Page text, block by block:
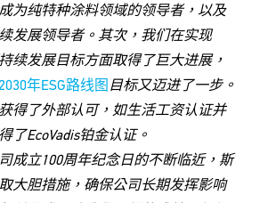
为纯特种涂料领域的领导者，以及
发展领导者。其次，我们在实现
续发展目标方面取得了巨大进展，
年ESG路线图 目标又迈进了一步。
得了外部认可，如生活工资认证并
了EcoVadis铂金认证。
成立100周年纪念日的不断临近，斯
大胆措施，确保公司长期发挥影响